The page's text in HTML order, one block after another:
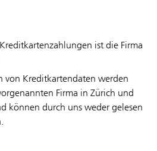
ist die Firma
von Kreditkartendaten werden
Firma in Zürich und
können durch uns weder gelesen